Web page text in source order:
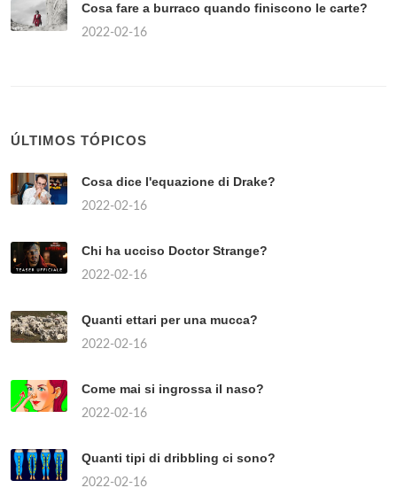
Cosa fare a burraco quando finiscono le carte?
2022-02-16
ÚLTIMOS TÓPICOS
Cosa dice l'equazione di Drake?
2022-02-16
Chi ha ucciso Doctor Strange?
2022-02-16
Quanti ettari per una mucca?
2022-02-16
Come mai si ingrossa il naso?
2022-02-16
Quanti tipi di dribbling ci sono?
2022-02-16